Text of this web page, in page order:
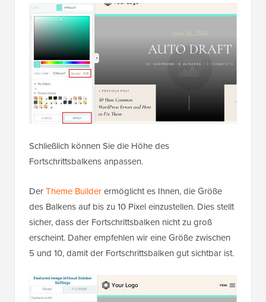
Schließlich können Sie die Höhe des
Fortschrittsbalkens anpassen.
DerTheme Builderermöglicht es Ihnen, die Größe
des Balkens auf bis zu 10 Pixel einzustellen. Dies stellt
sicher, dass der Fortschrittsbalken nicht zu groß
erscheint. Daher empfehlen wir eine Größe zwischen
5 und 10, damit der Fortschrittsbalken gut sichtbar ist.